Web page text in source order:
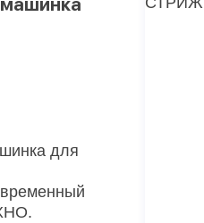
для